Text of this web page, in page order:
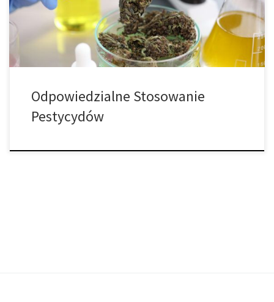
naszym ogrodzie, co może być szczególnie trudne do zwalczenia
właśnie z powodu wysokich temperatur, które […]
Odpowiedzialne Stosowanie
Pestycydów